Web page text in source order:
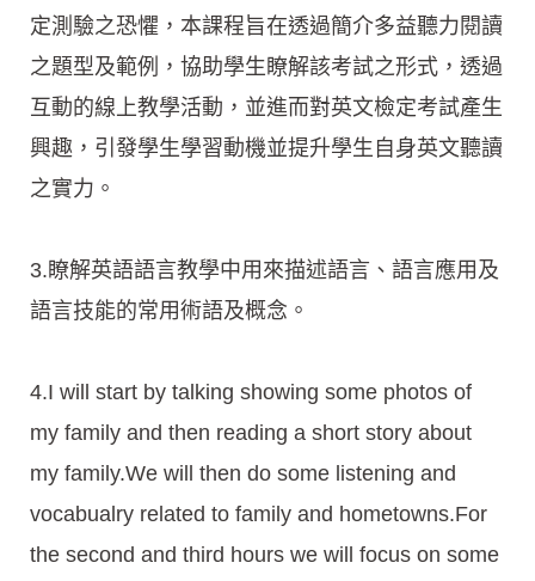
定測驗之恐懼，本課程旨在透過簡介多益聽力閱讀
之題型及範例，協助學生瞭解該考試之形式，透過
互動的線上教學活動，並進而對英文檢定考試產生
興趣，引發學生學習動機並提升學生自身英文聽讀
之實力。
3.瞭解英語語言教學中用來描述語言、語言應用及
語言技能的常用術語及概念。
4.I will start by talking showing some photos of
my family and then reading a short story about
my family.We will then do some listening and
vocabualry related to family and hometowns.For
the second and third hours we will focus on some